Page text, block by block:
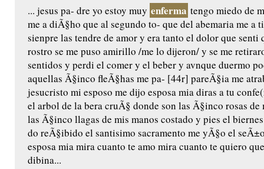
... jesus pa- dre yo estoy muy enferma tengo miedo de
me a diÃ§ho que al segundo to- que del abemaria me a
sienpre las tendre de amor y era tanto el dolor que
rostro se me puso amirillo /me lo dijeron/ y se me
sentidos y perdi el comer y el beber y avnque duermo
aquellas Ã§inco fleÃ§has me pa- [44r] pareÃ§ia me
jesucristo mi esposo me dijo esposa mia diras a tu
el arbol de la bera cruÃ§ donde son las Ã§inco rosas
las Ã§inco llagas de mis manos costado y pies el
do reÃ§ibido el santisimo sacramento me yÃ§o el
esposa mia mira cuanto te amo mira cuanto te quiero
dibina...